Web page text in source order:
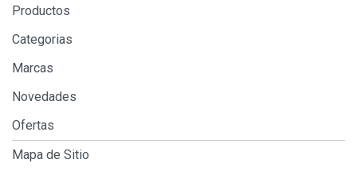
Productos
Categorias
Marcas
Novedades
Ofertas
Mapa de Sitio